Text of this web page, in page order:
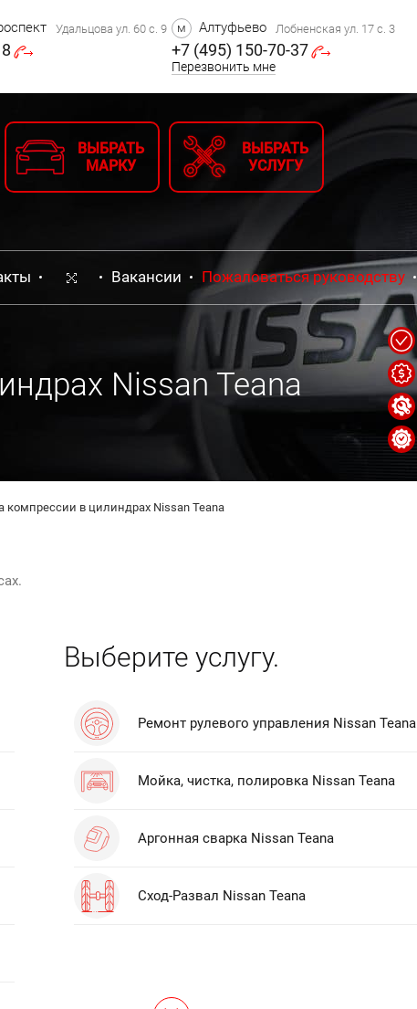
Удальцова ул. 60 с. 9 м Алтуфьево Лобненская ул. 17 с. 3
+7 (495) 150-70-37
Перезвонить мне
ВЫБРАТЬ
МАРКУ
ВЫБРАТЬ
УСЛУГУ
Вакансии Пожаловаться руководству
Nissan Teana
компрессии в цилиндрах Nissan Teana
Выберите услугу.
Ремонт рулевого управления Nissan Teana
Мойка, чистка, полировка Nissan Teana
Аргонная сварка Nissan Teana
Сход-Развал Nissan Teana